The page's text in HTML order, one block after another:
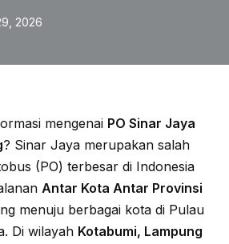
2026
mengenai PO Sinar Jaya
? Sinar Jaya merupakan salah
(PO) terbesar di Indonesia
Antar Kota Antar Provinsi
menuju berbagai kota di Pulau
Di wilayah Kotabumi, Lampung